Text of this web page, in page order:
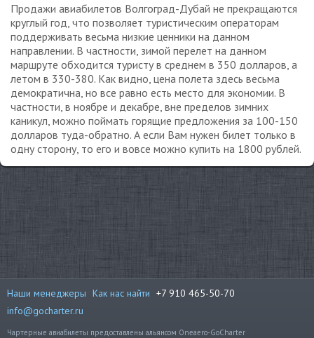
Продажи авиабилетов Волгоград-Дубай не прекращаются
круглый год, что позволяет туристическим операторам
поддерживать весьма низкие ценники на данном
направлении. В частности, зимой перелет на данном
маршруте обходится туристу в среднем в 350 долларов, а
летом в 330-380. Как видно, цена полета здесь весьма
демократична, но все равно есть место для экономии. В
частности, в ноябре и декабре, вне пределов зимних
каникул, можно поймать горящие предложения за 100-150
долларов туда-обратно. А если Вам нужен билет только в
одну сторону, то его и вовсе можно купить на 1800 рублей.
Наши менеджеры Как нас найти +7 910 465-50-70
info@gocharter.ru
Чартерные авиабилеты предоставлены альянсом Oneaero-GoCharter